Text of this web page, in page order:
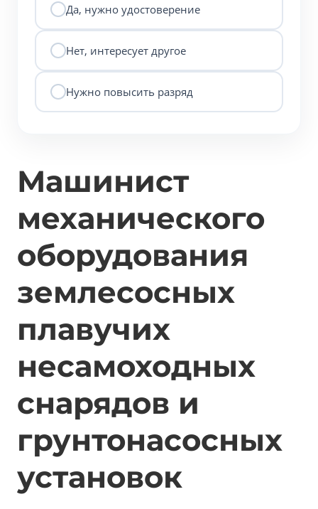
Да, нужно удостоверение
Нет, интересует другое
Нужно повысить разряд
Машинист
механического
оборудования
землесосных
плавучих
несамоходных
снарядов и
грунтонасосных
установок